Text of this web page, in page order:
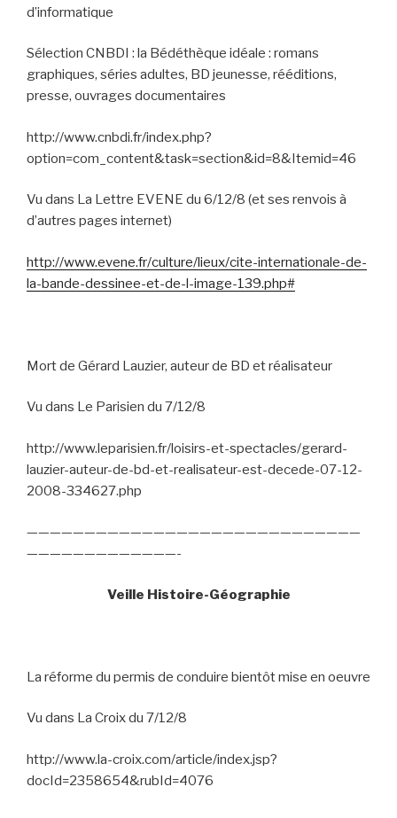
d’informatique
Sélection CNBDI : la Bédéthèque idéale : romans
graphiques, séries adultes, BD jeunesse, rééditions,
presse, ouvrages documentaires
http://www.cnbdi.fr/index.php?
option=com_content&task=section&id=8&Itemid=46
Vu dans La Lettre EVENE du 6/12/8 (et ses renvois à
d’autres pages internet)
http://www.evene.fr/culture/lieux/cite-internationale-de-
la-bande-dessinee-et-de-l-image-139.php#
Mort de Gérard Lauzier, auteur de BD et réalisateur
Vu dans Le Parisien du 7/12/8
http://www.leparisien.fr/loisirs-et-spectacles/gerard-
lauzier-auteur-de-bd-et-realisateur-est-decede-07-12-
2008-334627.php
—————————————————————————————
—————————————-
Veille Histoire-Géographie
La réforme du permis de conduire bientôt mise en oeuvre
Vu dans La Croix du 7/12/8
http://www.la-croix.com/article/index.jsp?
docId=2358654&rubId=4076